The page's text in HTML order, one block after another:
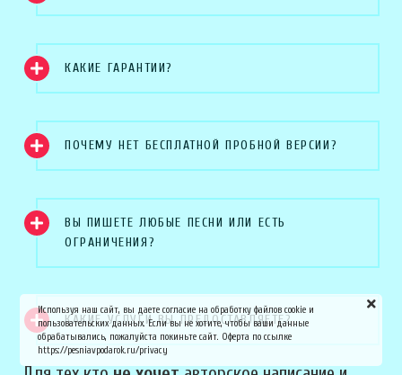
КАКИЕ ГАРАНТИИ?
ПОЧЕМУ НЕТ БЕСПЛАТНОЙ ПРОБНОЙ ВЕРСИИ?
ВЫ ПИШЕТЕ ЛЮБЫЕ ПЕСНИ ИЛИ ЕСТЬ
ОГРАНИЧЕНИЯ?
КАКИЕ УСЛУГИ ВЫ ПРЕДОСТАВЛЯЕТЕ?
Используя наш сайт, вы даете согласие на обработку файлов cookie и
пользовательских данных. Если вы не хотите, чтобы ваши данные
обрабатывались, пожалуйста покиньте сайт. Оферта по ссылке
https://pesniavpodarok.ru/privacy